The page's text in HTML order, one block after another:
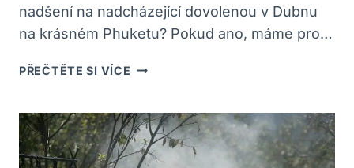
nadšení na nadcházející dovolenou v Dubnu
na krásném Phuketu? Pokud ano, máme pro…
PŘEČTĚTE SI VÍCE POČASÍ
NA
PHUKETU:
CO